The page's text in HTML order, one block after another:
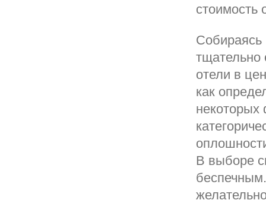
стоимость
Собираясь
тщательно
отели в
как
некоторых
В выборе